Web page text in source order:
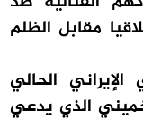
مقابل الظلم
الحالي
الذي يدعي